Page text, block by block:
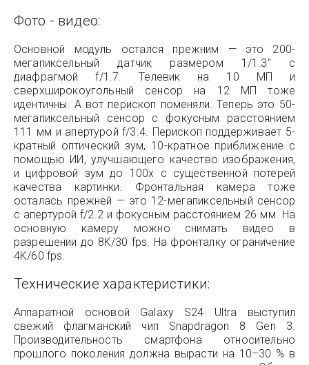
Фото - видео:
Основной модуль остался прежним — это 200-
мегапиксельный датчик размером 1/1.3″ с
диафрагмой f/1.7. Телевик на 10 МП и
сверхширокоугольный сенсор на 12 МП тоже
идентичны. А вот перископ поменяли. Теперь это 50-
мегапиксельный сенсор с фокусным расстоянием
111 мм и апертурой f/3.4. Перископ поддерживает 5-
кратный оптический зум, 10-кратное приближение с
помощью ИИ, улучшающего качество изображения,
и цифровой зум до 100x с существенной потерей
качества картинки. Фронтальная камера тоже
осталась прежней — это 12-мегапиксельный сенсор
с апертурой f/2.2 и фокусным расстоянием 26 мм. На
основную камеру можно снимать видео в
разрешении до 8K/30 fps. На фронталку ограничение
4K/60 fps.
Технические характеристики:
Аппаратной основой Galaxy S24 Ultra выступил
свежий флагманский чип Snapdragon 8 Gen 3.
Производительность смартфона относительно
прошлого поколения должна вырасти на 10–30 % в